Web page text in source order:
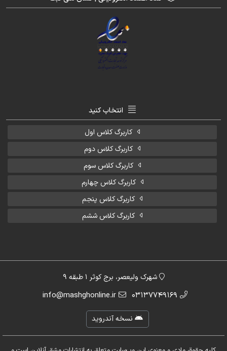
انتخاب کنید
کاربرگ کلاس اول
کاربرگ کلاس دوم
کاربرگ کلاس سوم
کاربرگ کلاس چهارم
کاربرگ کلاس پنجم
کاربرگ کلاس ششم
شهرک ولیعصر، برج کوثر 1 طبقه 9
03137749169
info@mashghonline.ir
نسخه آندروید